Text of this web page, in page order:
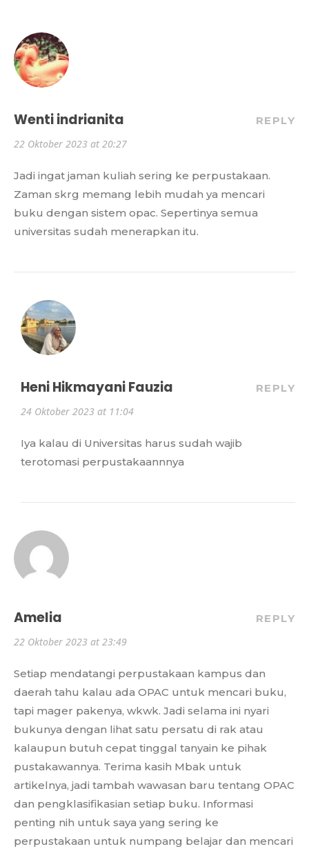
Wenti indrianita
22 Oktober 2023 at 20:27
REPLY
Jadi ingat jaman kuliah sering ke perpustakaan.
Zaman skrg memang lebih mudah ya mencari
buku dengan sistem opac. Sepertinya semua
universitas sudah menerapkan itu.
Heni Hikmayani Fauzia
24 Oktober 2023 at 11:04
REPLY
Iya kalau di Universitas harus sudah wajib
terotomasi perpustakaannnya
Amelia
22 Oktober 2023 at 23:49
REPLY
Setiap mendatangi perpustakaan kampus dan
daerah tahu kalau ada OPAC untuk mencari buku,
tapi mager pakenya, wkwk. Jadi selama ini nyari
bukunya dengan lihat satu persatu di rak atau
kalaupun butuh cepat tinggal tanyain ke pihak
pustakawannya. Terima kasih Mbak untuk
artikelnya, jadi tambah wawasan baru tentang OPAC
dan pengklasifikasian setiap buku. Informasi
penting nih untuk saya yang sering ke
perpustakaan untuk numpang belajar dan mencari